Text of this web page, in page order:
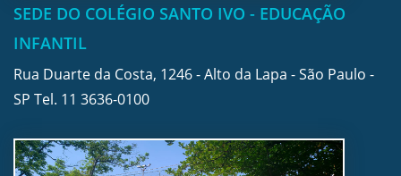
SEDE DO COLÉGIO SANTO IVO - EDUCAÇÃO
INFANTIL
Rua Duarte da Costa, 1246 - Alto da Lapa - São Paulo -
SP Tel. 11 3636-0100